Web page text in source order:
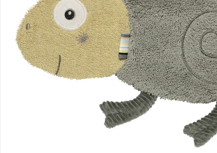
Bestellung & Lieferung
Retoure & Reklamation